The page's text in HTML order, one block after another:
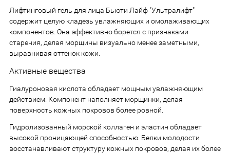
Лифтинговый гель для лица Бьюти Лайф "Ультралифт"
содержит целую кладезь увлажняющих и омолаживающих
компонентов. Она эффективно борется с признаками
старения, делая морщины визуально менее заметными,
выравнивая оттенок кожи.
Активные вещества
Гиалуроновая кислота обладает мощным увлажняющим
действием. Компонент наполняет морщинки, делая
поверхность кожных покровов более ровной.
Гидролизованный морской коллаген и эластин обладает
высокой проницающей способностью. Белки молодости
восстанавливают структуру кожных покровов, делая их более